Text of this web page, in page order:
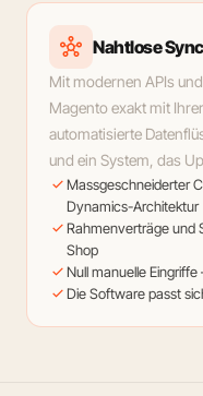
hub Nahtlose
Mit modernen APIs
Magento exakt mit
automatisierte
und ein System, das
checkMassgeschneiderter
Dynamics-Architektur
checkRahmenverträge und
Shop
checkNull manuelle
checkDie Software passt